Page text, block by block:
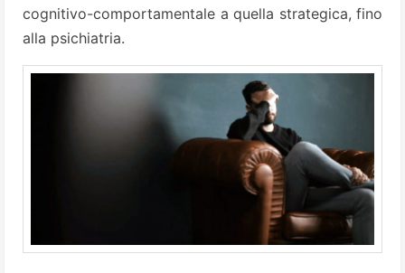
cognitivo-comportamentale a quella strategica, fino
alla psichiatria.